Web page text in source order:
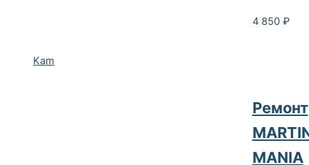
Kam
4 850 ₽
Ремонт
MANIA